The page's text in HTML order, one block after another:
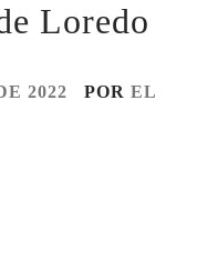
Loredo
2022 POR EL